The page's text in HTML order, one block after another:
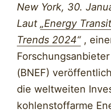
New York, 30.
Laut„Energy
Trends 2024“,
(BNEF)
die weltweiten
kohlenstoffarme